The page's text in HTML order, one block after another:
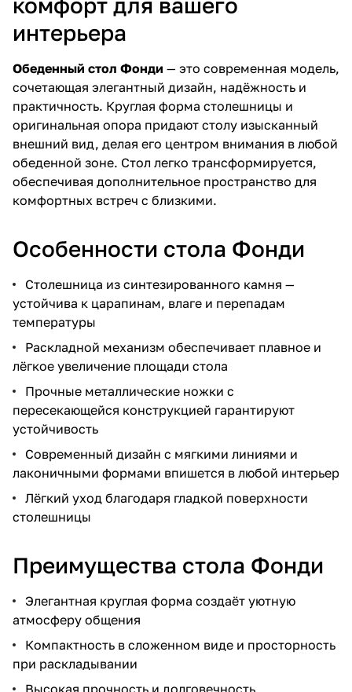
интерьера
Обеденный стол Фонди — это современная модель,
сочетающая элегантный дизайн, надёжность и
практичность. Круглая форма столешницы и
оригинальная опора придают столу изысканный
внешний вид, делая его центром внимания в любой
обеденной зоне. Стол легко трансформируется,
обеспечивая дополнительное пространство для
комфортных встреч с близкими.
Особенности стола Фонди
Столешница из синтезированного камня —
устойчива к царапинам, влаге и перепадам
температуры
Раскладной механизм обеспечивает плавное и
лёгкое увеличение площади стола
Прочные металлические ножки с
пересекающейся конструкцией гарантируют
устойчивость
Современный дизайн с мягкими линиями и
лаконичными формами впишется в любой интерьер
Лёгкий уход благодаря гладкой поверхности
столешницы
Преимущества стола Фонди
Элегантная круглая форма создаёт уютную
атмосферу общения
Компактность в сложенном виде и просторность
при раскладывании
Высокая прочность и долговечность